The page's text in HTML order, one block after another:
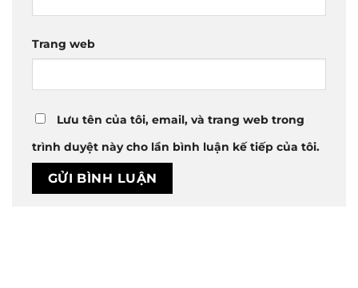
Trang web
Lưu tên của tôi, email, và trang web trong
trình duyệt này cho lần bình luận kế tiếp của tôi.